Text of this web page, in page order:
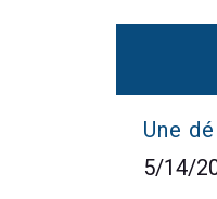
Une
5/14/